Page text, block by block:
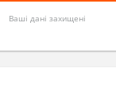
Ваші дані захищені